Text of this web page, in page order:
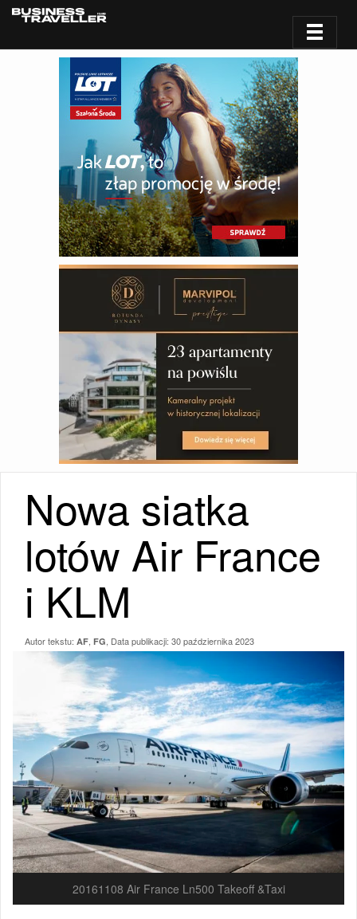
Nowa siatka
lotów Air France
i KLM
Autor tekstu: AF FG , Data publikacji: 30 października 2023
20161108 Air France Ln500 Takeoff &Taxi